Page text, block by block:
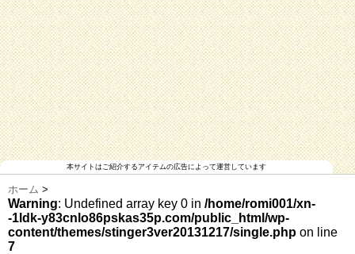
本サイトはご紹介するアイテムの広告によって運営しています
ホーム >
Warning: Undefined array key 0 in /home/romi001/xn-
-1ldk-y83cnlo86pskas35p.com/public_html/wp-
content/themes/stinger3ver20131217/single.php on line
7